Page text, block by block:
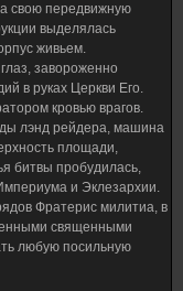
свою передвижную
выделялась
живьем.
завороженно
в руках Церкви Его.
кровью врагов.
лэнд рейдера, машина
площади,
битвы пробудилась,
и Эклезархии.
Фратерис милитиа, в
священными
любую посильную